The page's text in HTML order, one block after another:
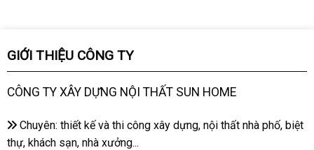
GIỚI THIỆU CÔNG TY
CÔNG TY XÂY DỰNG NỘI THẤT SUN HOME
Chuyên: thiết kế và thi công xây dựng, nội thất nhà phố, biệt
thự, khách sạn, nhà xưởng...